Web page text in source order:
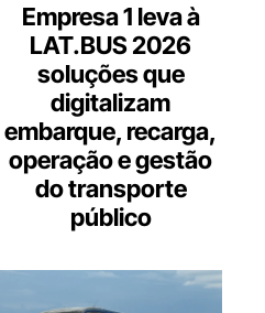
Empresa 1 leva à
LAT.BUS 2026
soluções que
digitalizam
embarque, recarga,
operação e gestão
do transporte
público